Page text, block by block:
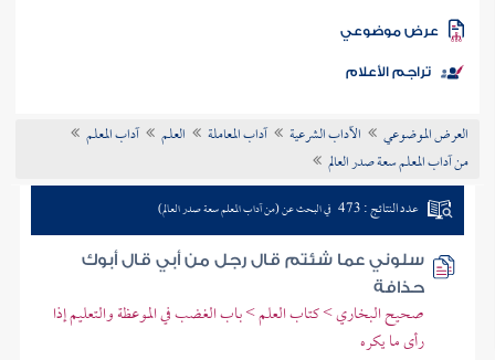
الكتب
موضوعي
تراجم الأعلام
العرض الموضوعي الآداب الشرعية آداب المعاملة العلم
آداب المعلم
من آداب المعلم سعة صدر العالم
عدد النتائج : 473 في البحث عن (من آداب المعلم سعة صدر العالم)
سلوني عما شئتم قال رجل من أبي قال أبوك
حذافة
صحيح البخاري > كتاب العلم > باب الغضب في الموعظة والتعليم إذا
رأى ما يكره